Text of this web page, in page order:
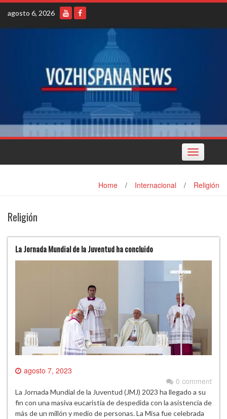
Skip
content
agosto 6, 2026
Toggle
navigation
Home / Internacional / Religión
Religión
La Jornada Mundial de la Juventud ha concluido
agosto 7, 2023
0 comment
La Jornada Mundial de la Juventud (JMJ) 2023 ha llegado a su
fin con una masiva eucaristía de despedida con la asistencia de
más de un millón y medio de personas. La Misa fue celebrada